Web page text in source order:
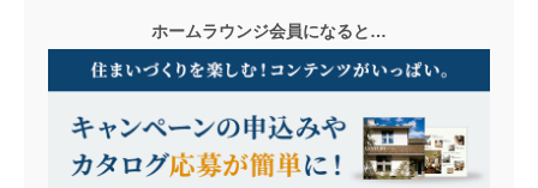
ホームラウンジ会員になると…